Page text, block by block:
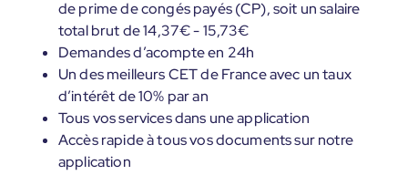
de prime de congés payés (CP), soit un salaire
total brut de 14,37€ - 15,73€
Demandes d’acompte en 24h
Un des meilleurs CET de France avec un taux
d’intérêt de 10% par an
Tous vos services dans une application
Accès rapide à tous vos documents sur notre
application